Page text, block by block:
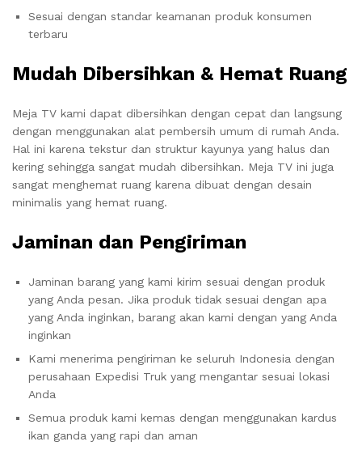
Sesuai dengan standar keamanan produk konsumen
terbaru
Mudah Dibersihkan & Hemat Ruang
Meja TV kami dapat dibersihkan dengan cepat dan langsung
dengan menggunakan alat pembersih umum di rumah Anda.
Hal ini karena tekstur dan struktur kayunya yang halus dan
kering sehingga sangat mudah dibersihkan. Meja TV ini juga
sangat menghemat ruang karena dibuat dengan desain
minimalis yang hemat ruang.
Jaminan dan Pengiriman
Jaminan barang yang kami kirim sesuai dengan produk
yang Anda pesan. Jika produk tidak sesuai dengan apa
yang Anda inginkan, barang akan kami dengan yang Anda
inginkan
Kami menerima pengiriman ke seluruh Indonesia dengan
perusahaan Expedisi Truk yang mengantar sesuai lokasi
Anda
Semua produk kami kemas dengan menggunakan kardus
ikan ganda yang rapi dan aman